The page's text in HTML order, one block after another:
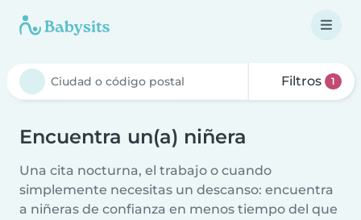
Filtros 1
Encuentra un(a) niñera
Una cita nocturna, el trabajo o cuando
simplemente necesitas un descanso: encuentra
a niñeras de confianza en menos tiempo del que